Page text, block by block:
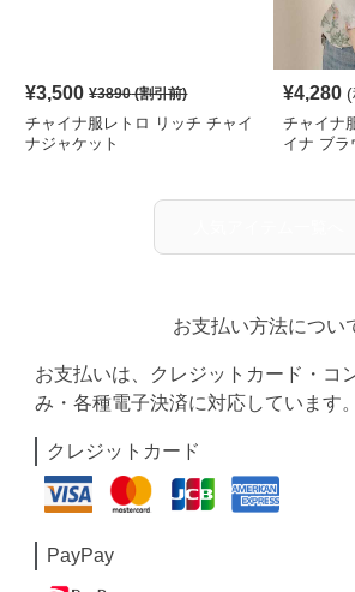
¥3,500 ¥3890(割引前)
チャイナ服レトロ リッチ チャイ
ナジャケット
¥4,280
チャイナ
イナ ブラ
お支払い方法につい
お支払いは、クレジットカード・コ
み・各種電子決済に対応しています。
クレジットカード
PayPay